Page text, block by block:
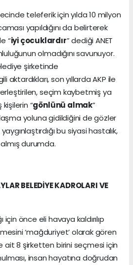
teleferik için yılda 10 milyon
yapıldığını da belirterek
“iyi çocuklardır” dediği ANET
olmadığını savunuyor.
şirketinde
aktardıkları, son yıllarda AKP ile
seçim kaybetmiş ya
“gönlünü almak”
yoluna gidildiğini de gözler
bu siyasi hastalık,
durumda.
BELEDİYE KADROLARI VE
için önce eli havaya kaldırılıp
‘mağduriyet’ olarak gören
ait 8 şirketten birini seçmesi için
insan hayatına doğrudan